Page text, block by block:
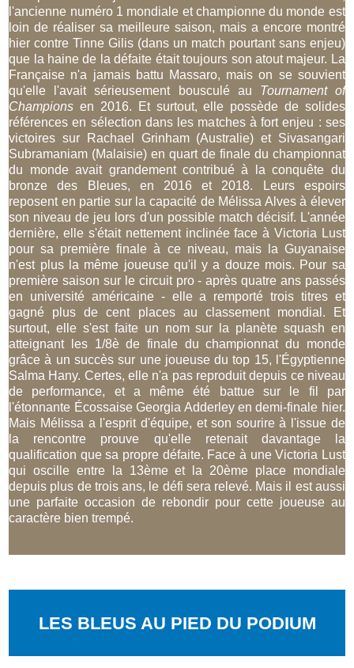
l'ancienne numéro 1 mondiale et championne du monde est
loin de réaliser sa meilleure saison, mais a encore montré
hier contre Tinne Gilis (dans un match pourtant sans enjeu)
que la haine de la défaite était toujours son atout majeur. La
Française n'a jamais battu Massaro, mais on se souvient
qu'elle l'avait sérieusement bousculé au Tournament of
Champions en 2016. Et surtout, elle possède de solides
références en sélection dans les matches à fort enjeu : ses
victoires sur Rachael Grinham (Australie) et Sivasangari
Subramaniam (Malaisie) en quart de finale du championnat
du monde avait grandement contribué à la conquête du
bronze des Bleues, en 2016 et 2018. Leurs espoirs
reposent en partie sur la capacité de Mélissa Alves à élever
son niveau de jeu lors d'un possible match décisif. L'année
dernière, elle s'était nettement inclinée face à Victoria Lust
pour sa première finale à ce niveau, mais la Guyanaise
n'est plus la même joueuse qu'il y a douze mois. Pour sa
première saison sur le circuit pro - après quatre ans passés
en université américaine - elle a remporté trois titres et
gagné plus de cent places au classement mondial. Et
surtout, elle s'est faite un nom sur la planète squash en
atteignant les 1/8è de finale du championnat du monde
grâce à un succès sur une joueuse du top 15, l'Égyptienne
Salma Hany. Certes, elle n'a pas reproduit depuis ce niveau
de performance, et a même été battue sur le fil par
l'étonnante Écossaise Georgia Adderley en demi-finale hier.
Mais Mélissa a l'esprit d'équipe, et son sourire à l'issue de
la rencontre prouve qu'elle retenait davantage la
qualification que sa propre défaite. Face à une Victoria Lust
qui oscille entre la 13ème et la 20ème place mondiale
depuis plus de trois ans, le défi sera relevé. Mais il est aussi
une parfaite occasion de rebondir pour cette joueuse au
caractère bien trempé.
LES BLEUS AU PIED DU PODIUM